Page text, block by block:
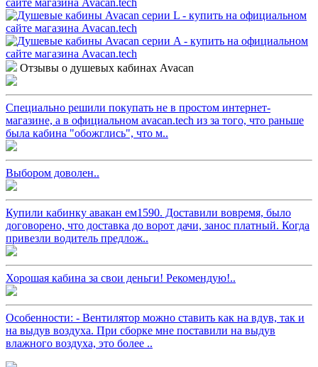
Отзывы о душевых кабинах Avacan
Специально решили покупать не в простом интернет-
магазине, а в официальном avacan.tech из за того, что раньше
была кабина "обожглись", что м..
Выбором доволен..
Купили кабинку авакан ем1590. Доставили вовремя, было
договорено, что доставка до ворот дачи, занос платный. Когда
привезли водитель предлож..
Хорошая кабина за свои деньги! Рекомендую!..
Особенности: - Вентилятор можно ставить как на вдув, так и
на выдув воздуха. При сборке мне поставили на выдув
влажного воздуха, это более ..